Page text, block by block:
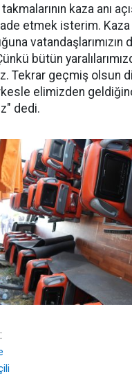
kaza anı
etmek isterim. Kaza
bütün
Tekrar geçmiş olsun
elimizden
dedi.